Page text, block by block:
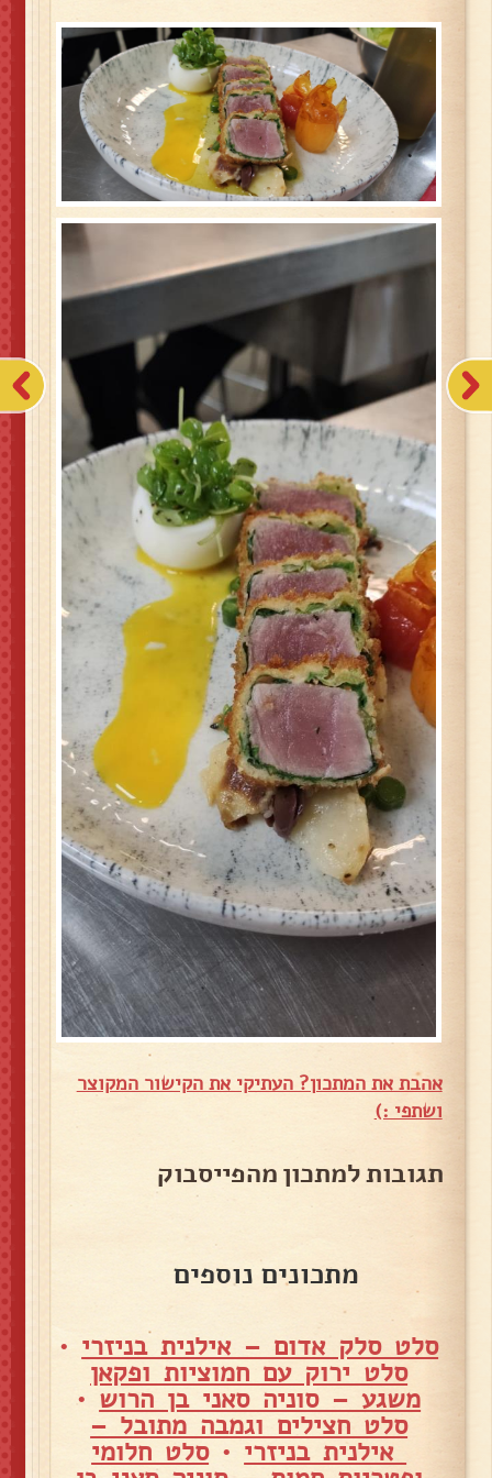
אהבת את המתכון? העתיקי את הקישור המקוצר
ושתפי :)
תגובות למתכון מהפייסבוק
מתכונים נוספים
סלט סלק אדום – אילנית בניזרי •
סלט ירוק עם חמוציות ופקאן
משגע – סוניה סאני בן הרוש •
סלט חצילים וגמבה מתובל –
אילנית בניזרי •סלט חלומי